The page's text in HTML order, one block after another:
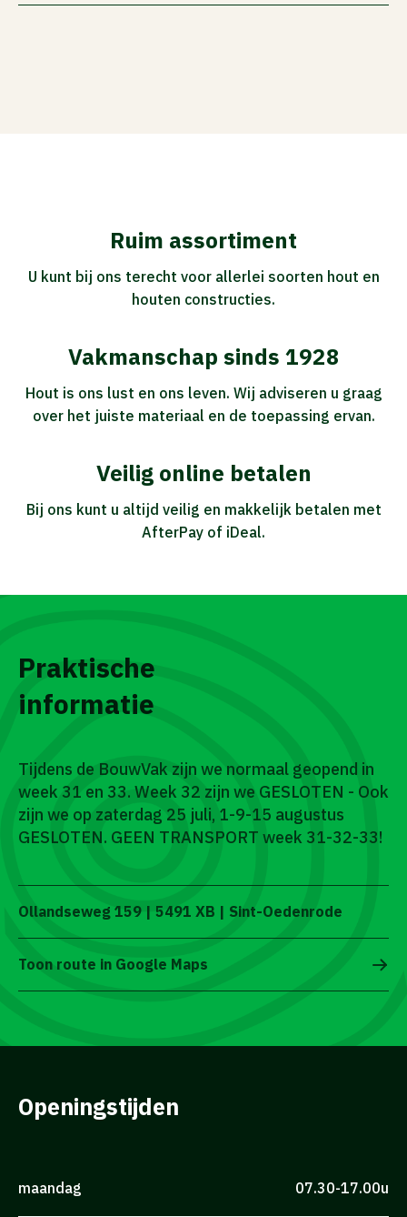
Ruim assortiment
U kunt bij ons terecht voor allerlei soorten hout en
houten constructies.
Vakmanschap sinds 1928
Hout is ons lust en ons leven. Wij adviseren u graag
over het juiste materiaal en de toepassing ervan.
Veilig online betalen
Bij ons kunt u altijd veilig en makkelijk betalen met
AfterPay of iDeal.
Praktische
informatie
Tijdens de BouwVak zijn we normaal geopend in
week 31 en 33. Week 32 zijn we GESLOTEN - Ook
zijn we op zaterdag 25 juli, 1-9-15 augustus
GESLOTEN. GEEN TRANSPORT week 31-32-33!
Ollandseweg 159 | 5491 XB | Sint-Oedenrode
Toon route in Google Maps
Openingstijden
maandag 07.30-17.00u